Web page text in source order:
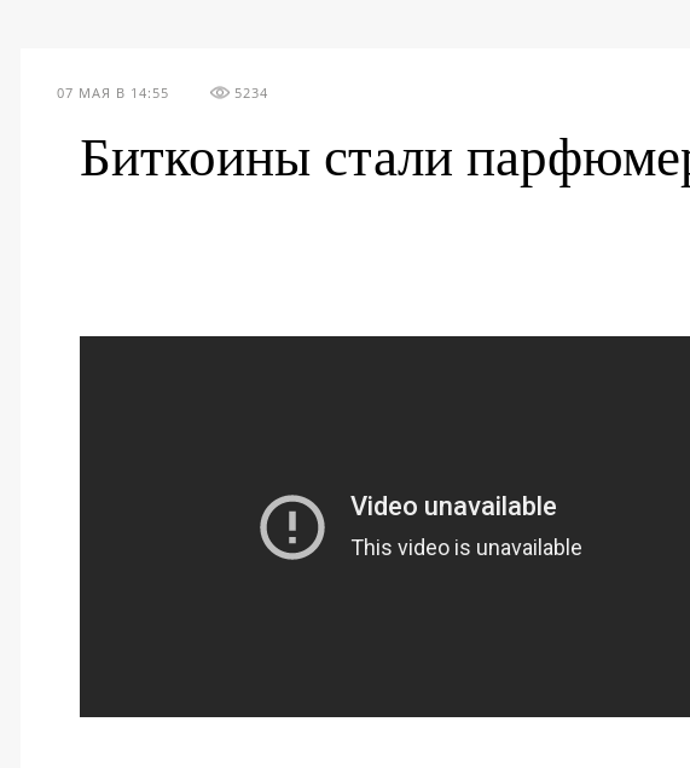
07 МАЯ В 14:55 5234
Биткоины стали